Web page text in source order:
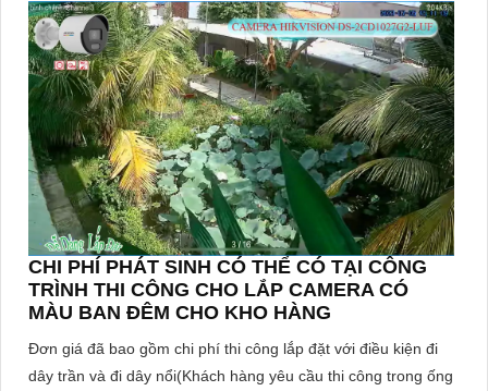
CHI PHÍ PHÁT SINH CÓ THỂ CÓ TẠI CÔNG
TRÌNH THI CÔNG CHO LẮP CAMERA CÓ
MÀU BAN ĐÊM CHO KHO HÀNG
Đơn giá đã bao gồm chi phí thi công lắp đặt với điều kiện đi
dây trần và đi dây nổi(Khách hàng yêu cầu thi công trong ống